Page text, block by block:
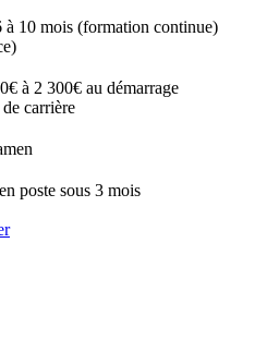
à 10 mois (formation continue)
à 2 300€ au démarrage
carrière
poste sous 3 mois